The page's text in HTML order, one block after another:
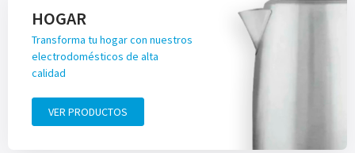
HOGAR
Transforma tu hogar con nuestros
electrodomésticos de alta
calidad
VER PRODUCTOS